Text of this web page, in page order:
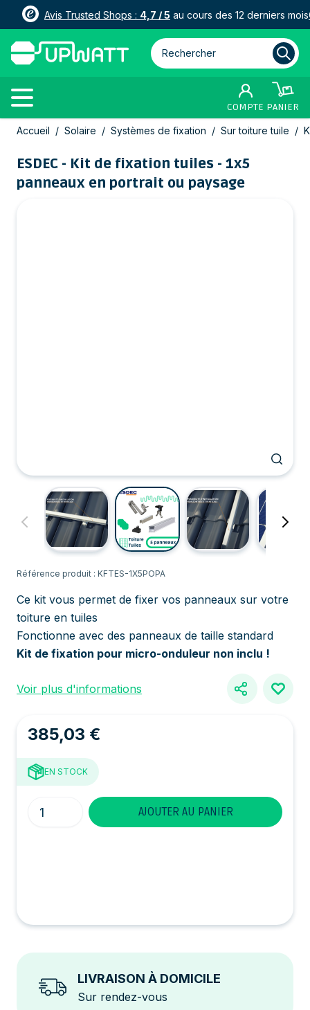
Avis Trusted Shops : 4,7 / 5 au cours des 12 derniers mois
Rechercher parmi plus de
COMPTE PANIER
Allez au contenu
Accueil / Solaire / Systèmes de fixation / Sur toiture tuile /
ESDEC - Kit de fixation tuiles - 1x5
panneaux en portrait ou paysage
Référence produit : KFTES-1X5POPA
Ce kit vous permet de fixer vos panneaux sur votre
toiture en tuiles
Fonctionne avec des panneaux de taille standard
Kit de fixation pour micro-onduleur non inclu !
Voir plus d'informations
385,03 €
EN STOCK
Quantité
AJOUTER AU PANIER
LIVRAISON À DOMICILE
Sur rendez-vous